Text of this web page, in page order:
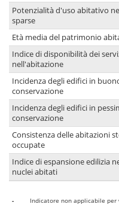
Potenzialità d'uso abitativo
sparse
Età media del patrimonio
Indice di disponibilità dei
nell'abitazione
Incidenza degli edifici in
conservazione
Incidenza degli edifici in
conservazione
Consistenza delle abitazioni
occupate
Indice di espansione edilizia
nuclei abitati
-
Indicatore non applicabile